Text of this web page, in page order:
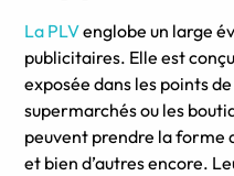
La PLVenglobe un large
publicitaires. Elle est
exposée dans les points
supermarchés ou les
peuvent prendre la forme
et bien d’autres encore.